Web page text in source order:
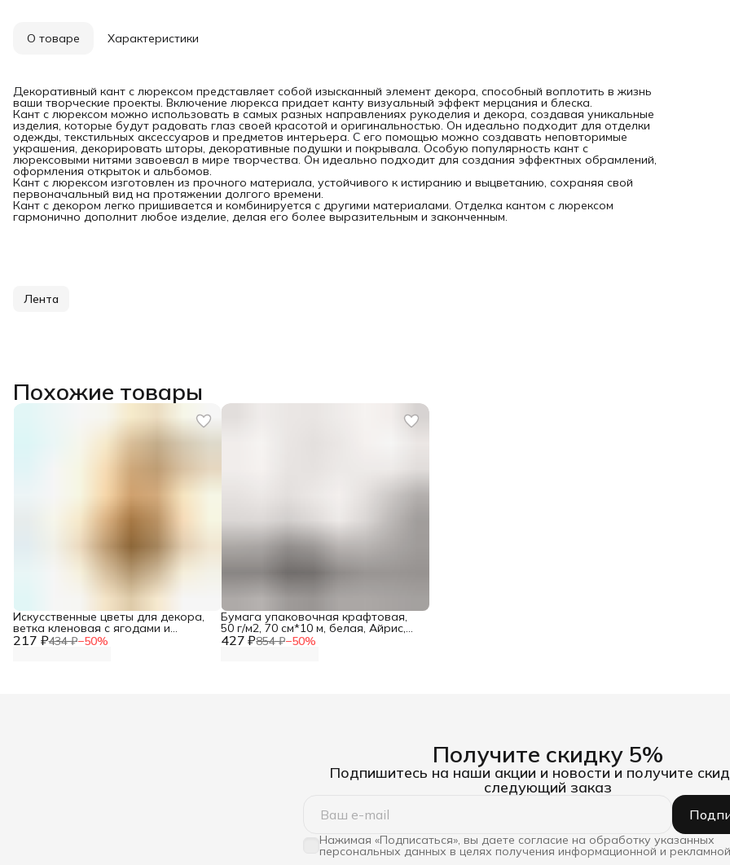
О товаре Характеристики
Декоративный кант с люрексом представляет собой изысканный элемент декора, способный воплотить в жизнь
ваши творческие проекты. Включение люрекса придает канту визуальный эффект мерцания и блеска.
Кант с люрексом можно использовать в самых разных направлениях рукоделия и декора, создавая уникальные
изделия, которые будут радовать глаз своей красотой и оригинальностью. Он идеально подходит для отделки
одежды, текстильных аксессуаров и предметов интерьера. С его помощью можно создавать неповторимые
украшения, декорировать шторы, декоративные подушки и покрывала. Особую популярность кант с
люрексовыми нитями завоевал в мире творчества. Он идеально подходит для создания эффектных обрамлений,
оформления открыток и альбомов.
Кант с люрексом изготовлен из прочного материала, устойчивого к истиранию и выцветанию, сохраняя свой
первоначальный вид на протяжении долгого времени.
Кант с декором легко пришивается и комбинируется с другими материалами. Отделка кантом с люрексом
гармонично дополнит любое изделие, делая его более выразительным и законченным.
Лента
Похожие товары
217 ₽434 ₽−50%
Искусственные цветы для декора,
ветка кленовая с ягодами и
подсолнухом, 28 см, Айрис 427 ₽854 ₽−50%
Бумага упаковочная крафтовая,
50 г/м2, 70 см*10 м, белая, Айрис,
подарочная упаковка
Получите скидку 5%
Подпишитесь на наши акции и новости и получите
следующий заказ
Нажимая «Подписаться», вы даете согласие на обработку указанных
персональных данных в целях получения информационной и